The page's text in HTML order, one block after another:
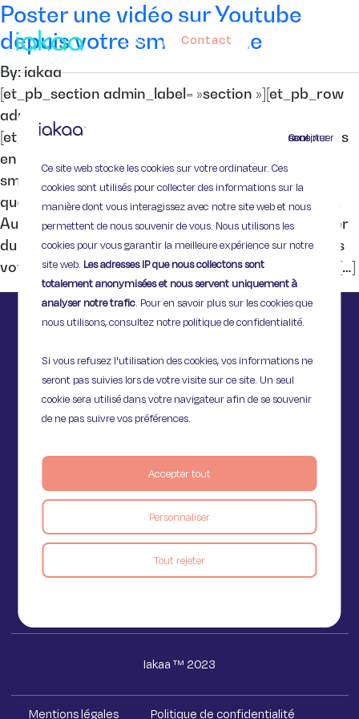
Continuer sans accepter
Ce site web stocke les cookies sur votre ordinateur. Ces
cookies sont utilisés pour collecter des informations sur la
manière dont vous interagissez avec notre site web et nous
permettent de nous souvenir de vous. Nous utilisons les
cookies pour vous garantir la meilleure expérience sur notre
site web. Les adresses IP que nous collectons sont
totalement anonymisées et nous servent uniquement à
analyser notre trafic. Pour en savoir plus sur les cookies que
nous utilisons, consultez notre politique de confidentialité.
Si vous refusez l'utilisation des cookies, vos informations ne
seront pas suivies lors de votre visite sur ce site. Un seul
cookie sera utilisé dans votre navigateur afin de se souvenir
de ne pas suivre vos préférences.
Personnaliser
Tout rejeter
Accepter tout
Contact
Poster une vidéo sur Youtube
depuis votre smartphone
By: iakaa
[et_pb_section admin_label= »section »][et_pb_row
admin_label= »row »][et_pb_column type= »4_4″]
[et_pb_text admin_label= »Texte »] Vous êtes de plus
en plus nombreux à tout faire depuis votre
smartphone, ce dernier vous sert d’ailleurs au
quotidien d’appareil photo et de caméra d’appoint.
Aujourd’hui, nous vous expliquons comment gagner
du temps en postant vos vidéos sur Youtube depuis
votre mobile, sans avoir à les transférer sur votre […]
11 Rue de Provence,
75009 Paris
Voir le blog
Iakaa ™ 2023
Mentions légales Politique de confidentialité